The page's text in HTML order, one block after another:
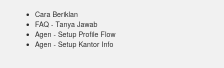
Cara Beriklan
FAQ - Tanya Jawab
Agen - Setup Profile Flow
Agen - Setup Kantor Info